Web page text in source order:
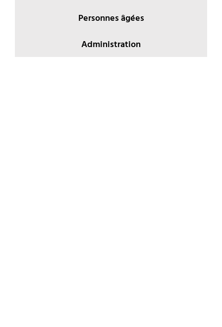
Personnes âgées
Administration